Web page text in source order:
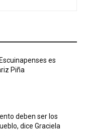
es
Piña
deben ser los
dice Graciela